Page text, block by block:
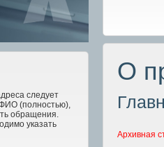
следует
(полностью),
обращения.
указать
О
Архивная